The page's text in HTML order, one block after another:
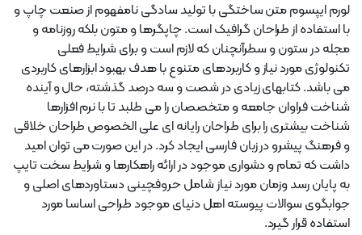
لورم ایپسوم متن ساختگی با تولید سادگی نامفهوم از صنعت چاپ و
با استفاده از طراحان گرافیک است. چاپگرها و متون بلکه روزنامه و
مجله در ستون و سطرآنچنان که لازم است و برای شرایط فعلی
تکنولوژی مورد نیاز و کاربردهای متنوع با هدف بهبود ابزارهای کاربردی
می باشد. کتابهای زیادی در شصت و سه درصد گذشته، حال و آینده
شناخت فراوان جامعه و متخصصان را می طلبد تا با نرم افزارها
شناخت بیشتری را برای طراحان رایانه ای علی الخصوص طراحان خلاقی
و فرهنگ پیشرو در زبان فارسی ایجاد کرد. در این صورت می توان امید
داشت که تمام و دشواری موجود در ارائه راهکارها و شرایط سخت تایپ
به پایان رسد وزمان مورد نیاز شامل حروفچینی دستاوردهای اصلی و
جوابگوی سوالات پیوسته اهل دنیای موجود طراحی اساسا مورد
استفاده قرار گیرد.